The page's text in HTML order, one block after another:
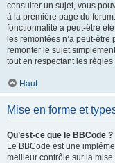
consulter un sujet, vous
à la première page du
fonctionnalité a peut-être
les remontées n’a peut-
remonter le sujet
tout en respectant les règles
Haut
Mise en forme et
Qu’est-ce que le BBCode ?
Le BBCode est une
meilleur contrôle sur la mise